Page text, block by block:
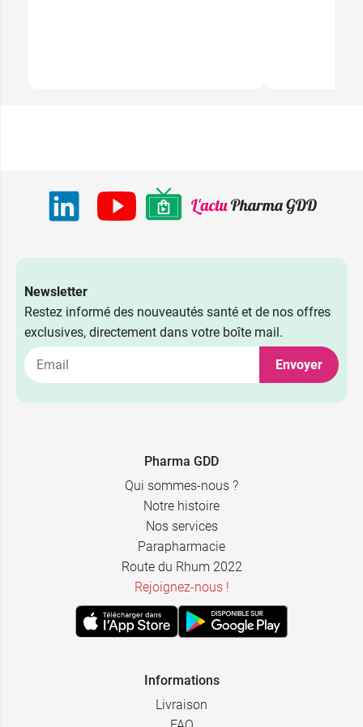
Newsletter
Restez informé des nouveautés santé et de nos offres
exclusives, directement dans votre boîte mail.
Envoyer
Pharma GDD
Qui sommes-nous ?
Notre histoire
Nos services
Parapharmacie
Route du Rhum 2022
Rejoignez-nous !
Informations
Livraison